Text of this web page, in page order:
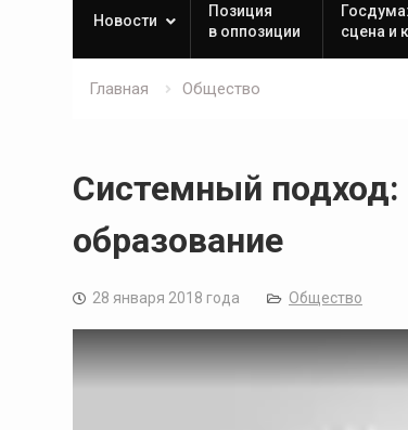
Новости
Позиция
в оппозиции
Госдума:
сцена и
Главная Общество
Системный подход:
образование
28 января 2018 года Общество